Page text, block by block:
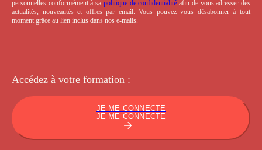
personnelles conformément à sa politique de confidentialité afin de vous adresser des
actualités, nouveautés et offres par email. Vous pouvez vous désabonner à tout
moment grâce au lien inclus dans nos e-mails.
Accédez à votre formation :
JE ME CONNECTE
JE ME CONNECTE